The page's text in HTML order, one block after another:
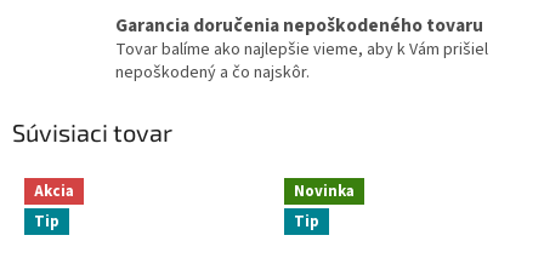
Garancia doručenia nepoškodeného tovaru
Tovar balíme ako najlepšie vieme, aby k Vám prišiel
nepoškodený a čo najskôr.
Súvisiaci tovar
Akcia
Tip
Novinka
Tip